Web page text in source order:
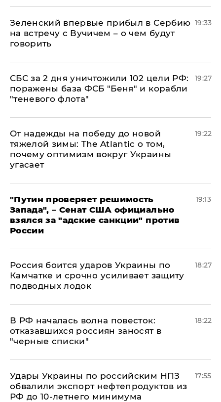
Зеленский впервые прибыл в Сербию
на встречу с Вучичем – о чем будут
говорить
19:33
СБС за 2 дня уничтожили 102 цели РФ:
поражены база ФСБ "Беня" и корабли
"теневого флота"
19:27
От надежды на победу до новой
тяжелой зимы: The Atlantic о том,
почему оптимизм вокруг Украины
угасает
19:22
"Путин проверяет решимость
Запада", – Сенат США официально
взялся за "адские санкции" против
России
19:13
Россия боится ударов Украины по
Камчатке и срочно усиливает защиту
подводных лодок
18:27
​В РФ началась волна повесток:
отказавшихся россиян заносят в
"черные списки"
18:22
Удары Украины по российским НПЗ
обвалили экспорт нефтепродуктов из
РФ до 10-летнего минимума
17:55